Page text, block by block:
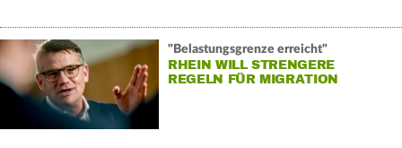
"Belastungsgrenze erreicht"
RHEIN WILL STRENGERE
REGELN FÜR MIGRATION